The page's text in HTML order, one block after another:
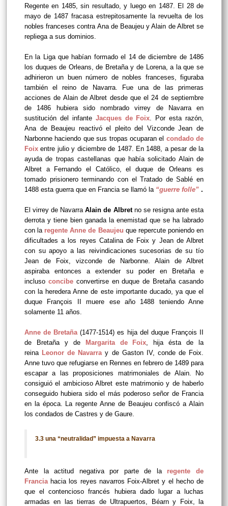
Regente en 1485, sin resultado, y luego en 1487. El 28 de
mayo de 1487 fracasa estrepitosamente la revuelta de los
nobles franceses contra Ana de Beaujeu y Alain de Albret se
repliega a sus dominios.
En la Liga que habían formado el 14 de diciembre de 1486
los duques de Orleans, de Bretaña y de Lorena, a la que se
adhirieron un buen número de nobles franceses, figuraba
también el reino de Navarra. Fue una de las primeras
acciones de Alain de Albret desde que el 24 de septiembre
de 1486 hubiera sido nombrado virrey de Navarra en
sustitución del infante Jacques de Foix . Por esta razón,
Ana de Beaujeu reactivó el pleito del Vizconde Jean de
Narbonne haciendo que sus tropas ocuparan el condado de
Foix entre julio y diciembre de 1487.
En 1488, a pesar de la
ayuda de tropas castellanas que había solicitado Alain de
Albret a Fernando el Católico, el duque de Orleans
es
tomado prisionero terminando con elTratado de Sablé en
1488 esta guerra que en Francia se llamó la “guerre folle” .
El virrey de Navarra Alain de Albret no se resigna ante esta
derrota y tiene bien ganada la enemistad que se ha labrado
con la regente Anne de Beaujeu que repercute poniendo en
dificultades a los reyes Catalina de Foix y Jean de Albret
con su apoyo a las reivindicaciones sucesorias de su tío
Jean de Foix, vizconde de Narbonne. Alain de Albret
aspiraba entonces a extender su poder en Bretaña e
incluso concibe convertirse en duque de Bretaña casando
con la heredera Anne de este importante ducado, ya que el
duque François II muere ese año 1488 teniendo Anne
solamente 11 años.
Anne de Bretaña(1477-1514) es hija del duque François II
de Bretaña y de
Margarita de Foix , hija ésta de la
reina Leonor de Navarra y de Gaston IV, conde de Foix.
Anne tuvo que refugiarse en Rennes en febrero de 1489 para
escapar a las proposiciones matrimoniales de Alain. No
consiguió el ambicioso Albret este matrimonio y de haberlo
conseguido hubiera sido el más poderoso señor de Francia
en la época. La regente Anne de Beaujeu confiscó a Alain
los condados de Castres y de Gaure.
3.3 una “neutralidad” impuesta a Navarra
Ante la actitud negativa por parte de la regente de
Francia hacia los reyes navarros Foix-Albret y el hecho de
que el contencioso francés hubiera dado lugar a luchas
armadas en las tierras de Ultrapuertos, Béarn y Foix, la